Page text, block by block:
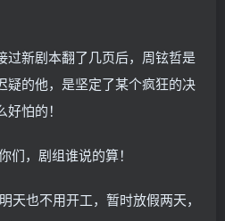
新剧本翻了几页后，周铉哲是
疑的他，是坚定了某个疯狂的决
怕的！
，剧组谁说的算！
也不用开工，暂时放假两天，